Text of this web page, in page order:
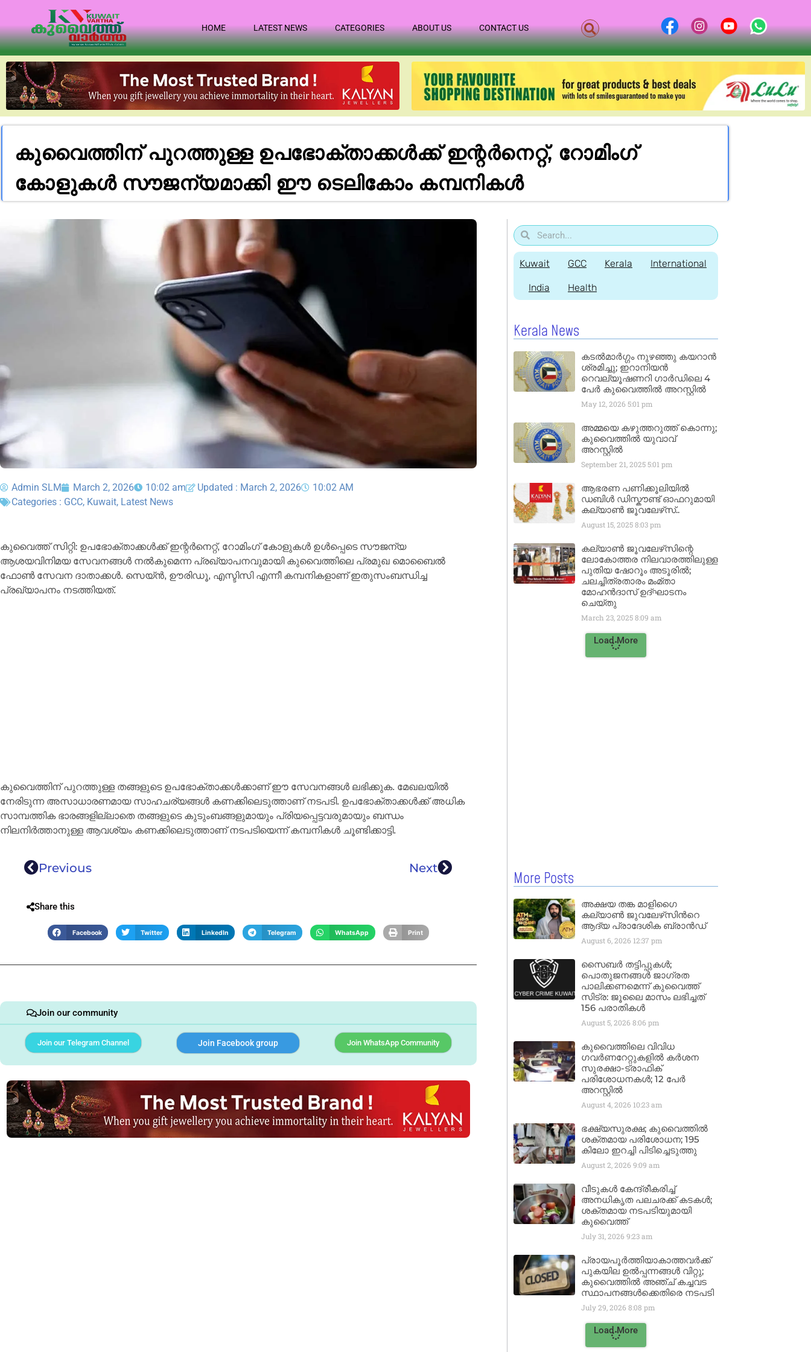
HOME LATEST NEWS CATEGORIES ABOUT US CONTACT US
കുവൈത്തിന് പുറത്തുള്ള ഉപഭോക്താക്കൾക്ക് ഇന്റർനെറ്റ്, റോമിംഗ്
കോളുകൾ സൗജന്യമാക്കി ഈ ടെലികോം കമ്പനികൾ
Admin SLM March 2, 2026 10:02 am Updated : March 2, 2026
10:02 AM
Categories : GCC, Kuwait, Latest News
കുവൈത്ത് സിറ്റി: ഉപഭോക്താക്കൾക്ക് ഇന്റർനെറ്റ്, റോമിംഗ് കോളുകൾ ഉൾപ്പെടെ സൗജന്യ
ആശയവിനിമയ സേവനങ്ങൾ നൽകുമെന്ന പ്രഖ്യാപനവുമായി കുവൈത്തിലെ പ്രമുഖ മൊബൈൽ
ഫോൺ സേവന ദാതാക്കൾ. സെയ്ൻ, ഊരിഡൂ, എസ്ടിസി എന്നീ കമ്പനികളാണ് ഇതുസംബന്ധിച്ച
പ്രഖ്യാപനം നടത്തിയത്.
കുവൈത്തിന് പുറത്തുള്ള തങ്ങളുടെ ഉപഭോക്താക്കൾക്കാണ് ഈ സേവനങ്ങൾ ലഭിക്കുക. മേഖലയിൽ
നേരിടുന്ന അസാധാരണമായ സാഹചര്യങ്ങൾ കണക്കിലെടുത്താണ് നടപടി. ഉപഭോക്താക്കൾക്ക് അധിക
സാമ്പത്തിക ഭാരങ്ങളില്ലാതെ തങ്ങളുടെ കുടുംബങ്ങളുമായും പ്രിയപ്പെട്ടവരുമായും ബന്ധം
നിലനിർത്താനുള്ള ആവശ്യം കണക്കിലെടുത്താണ് നടപടിയെന്ന് കമ്പനികൾ ചൂണ്ടിക്കാട്ടി.
Previous Next
Share this
Facebook Twitter LinkedIn Telegram WhatsApp Print
Join our community
Join our Telegram Channel Join Facebook group Join WhatsApp Community
Kuwait GCC Kerala International
India Health
Kerala News
കടൽമാർഗ്ഗം നുഴഞ്ഞു കയറാൻ
ശ്രമിച്ചു; ഇറാനിയൻ
റെവല്യൂഷണറി ഗാർഡിലെ 4
പേർ കുവൈത്തിൽ അറസ്റ്റിൽ
May 12, 2026 5:01 pm
അമ്മയെ കഴുത്തറുത്ത് കൊന്നു;
കുവൈത്തിൽ യുവാവ്
അറസ്റ്റിൽ
September 21, 20255:01 pm
ആഭരണ പണിക്കൂലിയിൽ
ഡബിൾ ഡിസ്കൗണ്ട് ഓഫറുമായി
കല്യാൺ ജൂവലേഴ്‌സ്..
August 15, 20258:03 pm
കല്യാൺ ജൂവലേഴ്‌സിന്റെ
ലോകോത്തര നിലവാരത്തിലുള്ള
പുതിയ ഷോറൂം അടൂരിൽ;
ചലച്ചിത്രതാരം മംമ്താ
മോഹൻദാസ് ഉദ്ഘാടനം
ചെയ്‌തു
March 23, 20258:09 am
Load More
More Posts
അക്ഷയ തങ്ക മാളിഗൈ
കല്യാണ്‍ ജുവലേഴ്‌സിന്‍റെ
ആദ്യ പ്രാദേശിക ബ്രാന്‍ഡ്
August 6, 2026 12:37 pm
സൈബർ തട്ടിപ്പുകൾ;
പൊതുജനങ്ങൾ ജാഗ്രത
പാലിക്കണമെന്ന് കുവൈത്ത്
സിട്ര: ജൂലൈ മാസം ലഭിച്ചത്
156 പരാതികൾ
August 5, 2026 8:06 pm
കുവൈത്തിലെ വിവിധ
ഗവർണറേറ്റുകളിൽ കർശന
സുരക്ഷാ-ട്രാഫിക്
പരിശോധനകൾ; 12 പേർ
അറസ്റ്റിൽ
August 4, 2026 10:23 am
ഭക്ഷ്യസുരക്ഷ; കുവൈത്തിൽ
ശക്തമായ പരിശോധന; 195
കിലോ ഇറച്ചി പിടിച്ചെടുത്തു
August 2, 2026 9:09 am
വീടുകൾ കേന്ദ്രീകരിച്ച്
അനധികൃത പലചരക്ക് കടകൾ;
ശക്തമായ നടപടിയുമായി
കുവൈത്ത്
July 31, 2026 9:23 am
പ്രായപൂർത്തിയാകാത്തവർക്ക്
പുകയില ഉൽപ്പന്നങ്ങൾ വിറ്റു;
കുവൈത്തിൽ അഞ്ച് കച്ചവട
സ്ഥാപനങ്ങൾക്കെതിരെ നടപടി
July 29, 2026 8:08 pm
Load More